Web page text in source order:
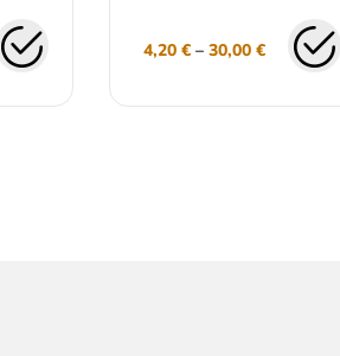
4,20 €– 30,00 €